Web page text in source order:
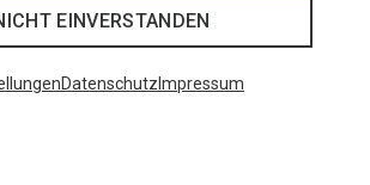
EINVERSTANDEN
Datenschutz Impressum